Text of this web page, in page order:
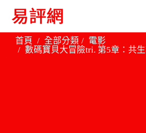
首頁 全部分類
電影
數碼寶貝大冒險tri. 第5章：共